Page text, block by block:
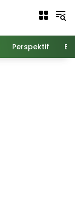
Perspektif